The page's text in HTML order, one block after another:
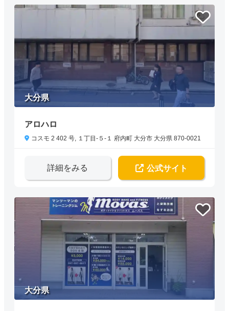
大分県
アロハロ
コスモ 2 402 号, １丁目-５-１ 府内町 大分市 大分県 870-0021
詳細をみる 公式サイト
大分県